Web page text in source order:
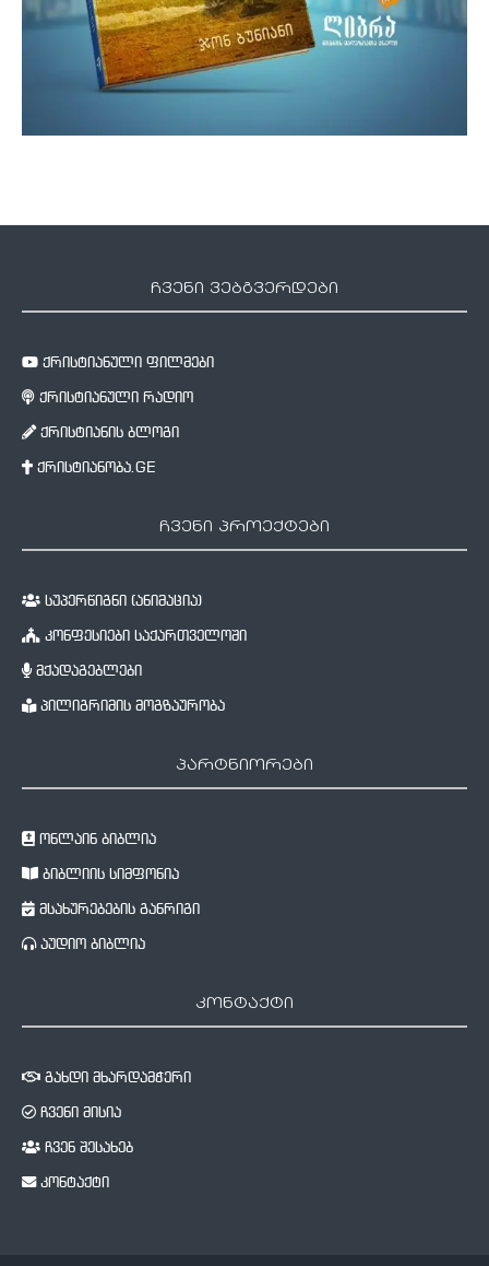
ჩვენი ვებგვერდები
ქრისტიანული ფილმები
ქრისტიანული რადიო
ქრისტიანის ბლოგი
ქრისტიანობა.GE
ჩვენი პროექტები
სუპერწიგნი (ანიმაცია)
კონფესიები საქართველოში
მქადაგებლები
პილიგრიმის მოგზაურობა
პარტნიორები
ონლაინ ბიბლია
ბიბლიის სიმფონია
მსახურებების განრიგი
აუდიო ბიბლია
კონტაქტი
გახდი მხარდამჭერი
ჩვენი მისია
ჩვენ შესახებ
კონტაქტი